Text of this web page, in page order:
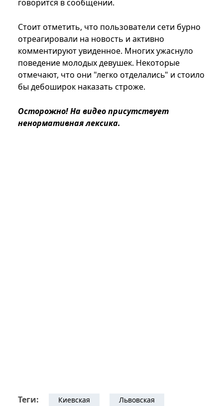
говорится в сообщении.
Стоит отметить, что пользователи сети бурно
отреагировали на новость и активно
комментируют увиденное. Многих ужаснуло
поведение молодых девушек. Некоторые
отмечают, что они "легко отделались" и стоило
бы дебоширок наказать строже.
Осторожно! На видео присутствует
ненормативная лексика.
Теги: Киевская Львовская